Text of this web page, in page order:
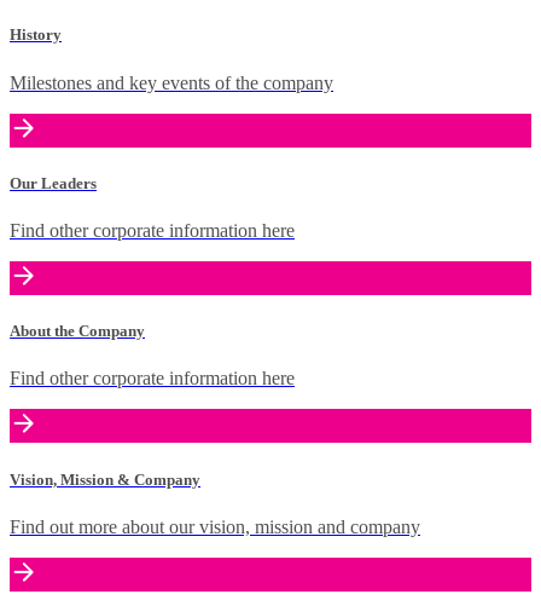
History
Milestones and key events of the company
Our Leaders
Find other corporate information here
About the Company
Find other corporate information here
Vision, Mission & Company
Find out more about our vision, mission and company